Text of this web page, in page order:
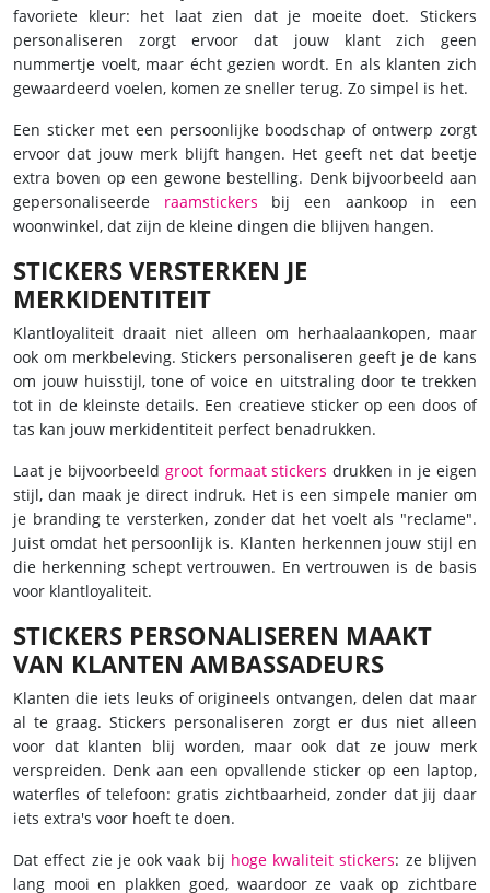
favoriete kleur: het laat zien dat je moeite doet. Stickers
personaliseren zorgt ervoor dat jouw klant zich geen
nummertje voelt, maar écht gezien wordt. En als klanten zich
gewaardeerd voelen, komen ze sneller terug. Zo simpel is het.
Een sticker met een persoonlijke boodschap of ontwerp zorgt
ervoor dat jouw merk blijft hangen. Het geeft net dat beetje
extra boven op een gewone bestelling. Denk bijvoorbeeld aan
gepersonaliseerde raamstickers bij een aankoop in een
woonwinkel, dat zijn de kleine dingen die blijven hangen.
STICKERS VERSTERKEN JE
MERKIDENTITEIT
Klantloyaliteit draait niet alleen om herhaalaankopen, maar
ook om merkbeleving. Stickers personaliseren geeft je de kans
om jouw huisstijl, tone of voice en uitstraling door te trekken
tot in de kleinste details. Een creatieve sticker op een doos of
tas kan jouw merkidentiteit perfect benadrukken.
Laat je bijvoorbeeld groot formaat stickers drukken in je eigen
stijl, dan maak je direct indruk. Het is een simpele manier om
je branding te versterken, zonder dat het voelt als "reclame".
Juist omdat het persoonlijk is. Klanten herkennen jouw stijl en
die herkenning schept vertrouwen. En vertrouwen is de basis
voor klantloyaliteit.
STICKERS PERSONALISEREN MAAKT
VAN KLANTEN AMBASSADEURS
Klanten die iets leuks of origineels ontvangen, delen dat maar
al te graag. Stickers personaliseren zorgt er dus niet alleen
voor dat klanten blij worden, maar ook dat ze jouw merk
verspreiden. Denk aan een opvallende sticker op een laptop,
waterfles of telefoon: gratis zichtbaarheid, zonder dat jij daar
iets extra's voor hoeft te doen.
Dat effect zie je ook vaak bij hoge kwaliteit stickers: ze blijven
lang mooi en plakken goed, waardoor ze vaak op zichtbare